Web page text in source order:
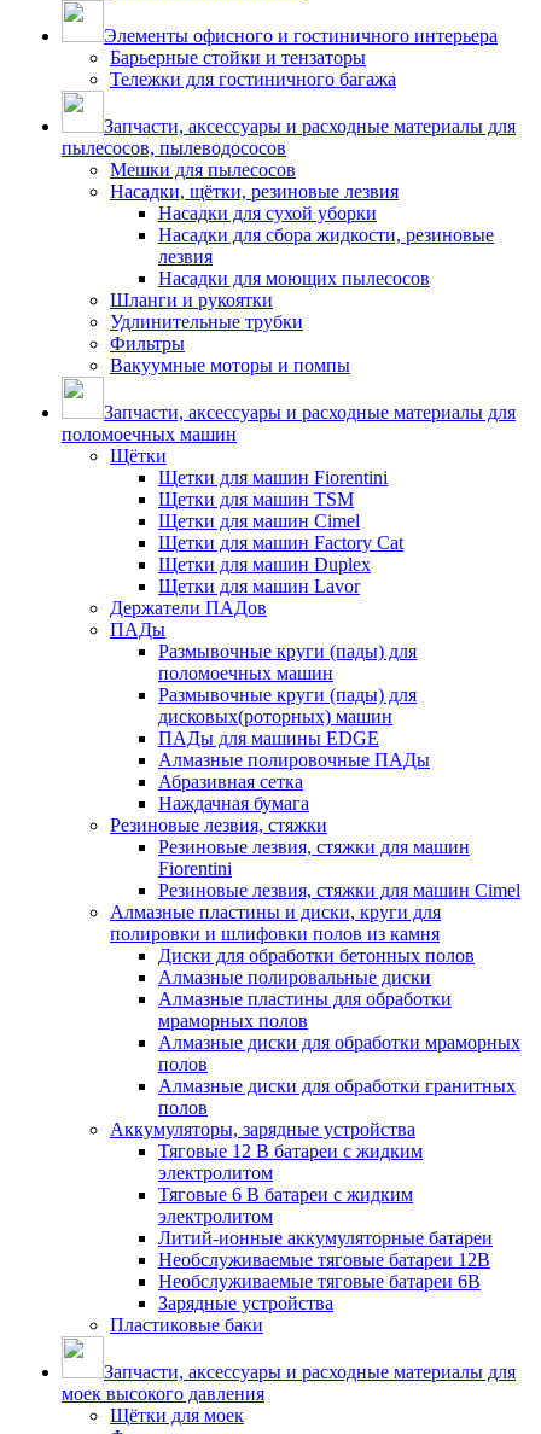
Элементы офисного и гостиничного интерьера
Барьерные стойки и тензаторы
Тележки для гостиничного багажа
Запчасти, аксессуары и расходные материалы для
пылесосов, пылеводососов
Мешки для пылесосов
Насадки, щётки, резиновые лезвия
Насадки для сухой уборки
Насадки для сбора жидкости, резиновые
лезвия
Насадки для моющих пылесосов
Шланги и рукоятки
Удлинительные трубки
Фильтры
Вакуумные моторы и помпы
Запчасти, аксессуары и расходные материалы для
поломоечных машин
Щётки
Щетки для машин Fiorentini
Щетки для машин TSM
Щетки для машин Cimel
Щетки для машин Factory Cat
Щетки для машин Duplex
Щетки для машин Lavor
Держатели ПАДов
ПАДы
Размывочные круги (пады) для
поломоечных машин
Размывочные круги (пады) для
дисковых(роторных) машин
ПАДы для машины EDGE
Алмазные полировочные ПАДы
Абразивная сетка
Наждачная бумага
Резиновые лезвия, стяжки
Резиновые лезвия, стяжки для машин
Fiorentini
Резиновые лезвия, стяжки для машин Cimel
Алмазные пластины и диски, круги для
полировки и шлифовки полов из камня
Диски для обработки бетонных полов
Алмазные полировальные диски
Алмазные пластины для обработки
мраморных полов
Алмазные диски для обработки мраморных
полов
Алмазные диски для обработки гранитных
полов
Аккумуляторы, зарядные устройства
Тяговые 12 В батареи с жидким
электролитом
Тяговые 6 В батареи с жидким
электролитом
Литий-ионные аккумуляторные батареи
Необслуживаемые тяговые батареи 12В
Необслуживаемые тяговые батареи 6В
Зарядные устройства
Пластиковые баки
Запчасти, аксессуары и расходные материалы для
моек высокого давления
Щётки для моек